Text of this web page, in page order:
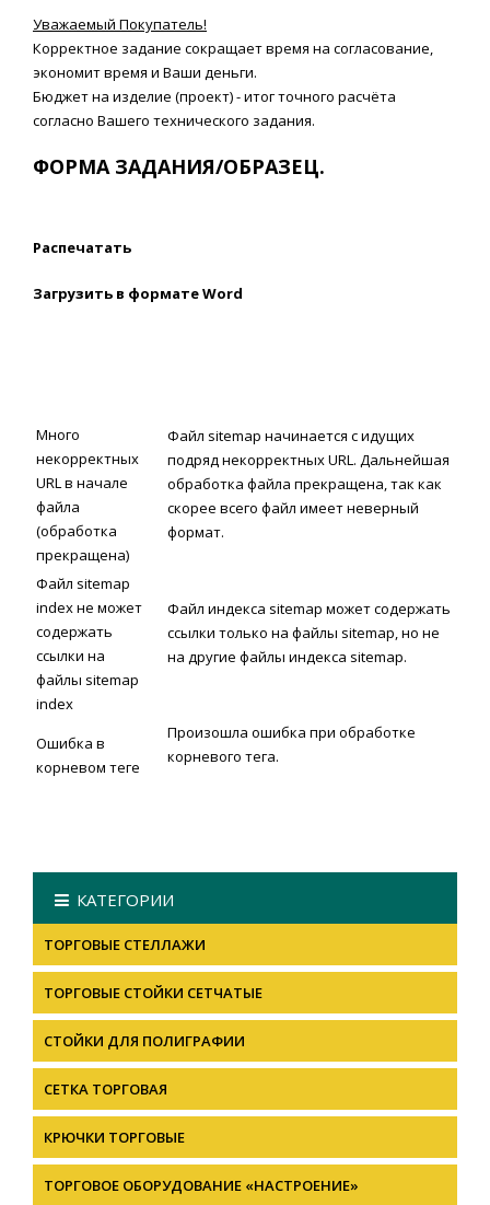
Уважаемый Покупатель!
Корректное задание сокращает время на согласование,
экономит время и Ваши деньги.
Бюджет на изделие (проект) - итог точного расчёта
согласно Вашего технического задания.
ФОРМА ЗАДАНИЯ/ОБРАЗЕЦ.
Распечатать
Загрузить в формате Word
Много
некорректных
URL в начале
файла
(обработка
прекращена)
Файл sitemap начинается с идущих
подряд некорректных URL. Дальнейшая
обработка файла прекращена, так как
скорее всего файл имеет неверный
формат.
Файл sitemap
index не может
содержать
ссылки на
файлы sitemap
index
Файл индекса sitemap может содержать
ссылки только на файлы sitemap, но не
на другие файлы индекса sitemap.
Ошибка в
корневом теге
Произошла ошибка при обработке
корневого тега.
КАТЕГОРИИ
ТОРГОВЫЕ СТЕЛЛАЖИ
ТОРГОВЫЕ СТОЙКИ СЕТЧАТЫЕ
СТОЙКИ ДЛЯ ПОЛИГРАФИИ
СЕТКА ТОРГОВАЯ
КРЮЧКИ ТОРГОВЫЕ
ТОРГОВОЕ ОБОРУДОВАНИЕ «НАСТРОЕНИЕ»